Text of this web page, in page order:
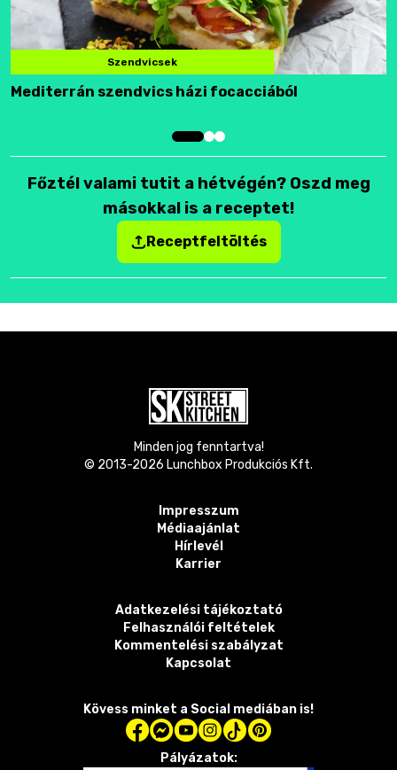
Szendvicsek
Mediterrán szendvics házi focacciából
Főztél valami tutit a hétvégén? Oszd meg
másokkal is a receptet!
Receptfeltöltés
Minden jog fenntartva!
© 2013-2026 Lunchbox Produkciós Kft.
Impresszum
Médiaajánlat
Hírlevél
Karrier
Adatkezelési tájékoztató
Felhasználói feltételek
Kommentelési szabályzat
Kapcsolat
Kövess minket a Social mediában is!
Pályázatok: